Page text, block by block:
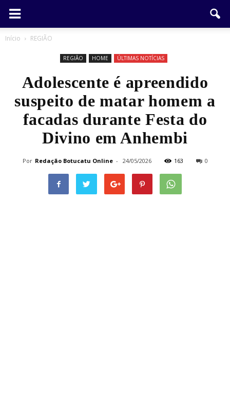
Início REGIÃO
REGIÃO HOME ÚLTIMAS NOTÍCIAS
Adolescente é apreendido
suspeito de matar homem a
facadas durante Festa do
Divino em Anhembi
Por Redação Botucatu Online - 24/05/2026 163 0